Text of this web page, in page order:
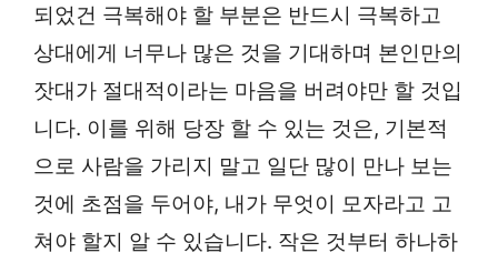
되었건 극복해야 할 부분은 반드시 극복하고
상대에게 너무나 많은 것을 기대하며 본인만의
잣대가 절대적이라는 마음을 버려야만 할 것입
니다. 이를 위해 당장 할 수 있는 것은, 기본적
으로 사람을 가리지 말고 일단 많이 만나 보는
것에 초점을 두어야, 내가 무엇이 모자라고 고
쳐야 할지 알 수 있습니다. 작은 것부터 하나하